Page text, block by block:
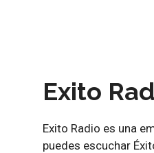
Exito
Exito Radio es una
puedes escuchar